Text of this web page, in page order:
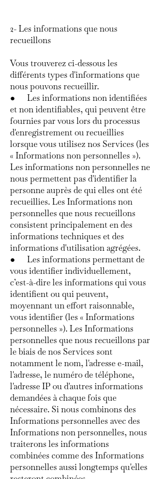
2- Les informations que nous
recueillons
Vous trouverez ci-dessous les
différents types d'informations que
nous pouvons recueillir.
● Les informations non identifiées
et non identifiables, qui peuvent être
fournies par vous lors du processus
d'enregistrement ou recueillies
lorsque vous utilisez nos Services (les
« Informations non personnelles »).
Les informations non personnelles ne
nous permettent pas d'identifier la
personne auprès de qui elles ont été
recueillies. Les Informations non
personnelles que nous recueillons
consistent principalement en des
informations techniques et des
informations d'utilisation agrégées.
● Les informations permettant de
vous identifier individuellement,
c’est-à-dire les informations qui vous
identifient ou qui peuvent,
moyennant un effort raisonnable,
vous identifier (les « Informations
personnelles »). Les Informations
personnelles que nous recueillons par
le biais de nos Services sont
notamment le nom, l'adresse e-mail,
l'adresse, le numéro de téléphone,
l'adresse IP ou d'autres informations
demandées à chaque fois que
nécessaire. Si nous combinons des
Informations personnelles avec des
Informations non personnelles, nous
traiterons les informations
combinées comme des Informations
personnelles aussi longtemps qu'elles